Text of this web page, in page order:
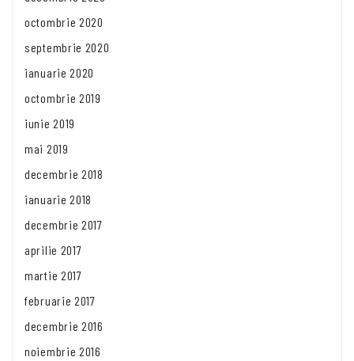
octombrie 2020
septembrie 2020
ianuarie 2020
octombrie 2019
iunie 2019
mai 2019
decembrie 2018
ianuarie 2018
decembrie 2017
aprilie 2017
martie 2017
februarie 2017
decembrie 2016
noiembrie 2016